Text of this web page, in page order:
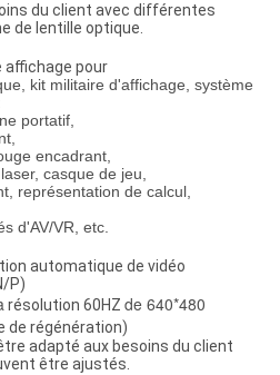
du client avec différentes
de lentille optique.
affichage pour
kit militaire d'affichage, système
portatif,
encadrant,
casque de jeu,
représentation de calcul,
d'AV/VR, etc.
automatique de vidéo
P)
résolution 60HZ de 640*480
de régénération)
adapté aux besoins du client
être ajustés.